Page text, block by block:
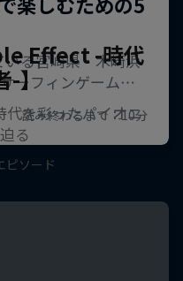
Effect -時代
-】
代を彩ったパイオニ
る
ピソード